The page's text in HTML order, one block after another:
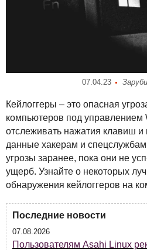
07.04.23
Кейлоггеры – это опасная
компьютеров под управлением
отслеживать нажатия клавиш
данные хакерам и
угрозы заранее, пока они не
ущерб. Узнайте о некоторых
обнаружения кейлоггеров на
Последние новости
07.08.2026
Пользователям Asahi Linux